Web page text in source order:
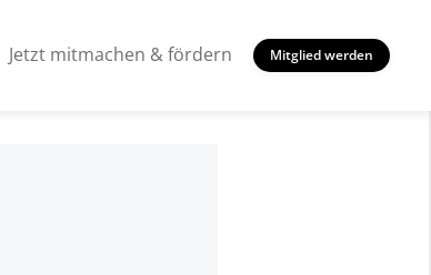
Jetzt mitmachen & fördern Mitglied werden